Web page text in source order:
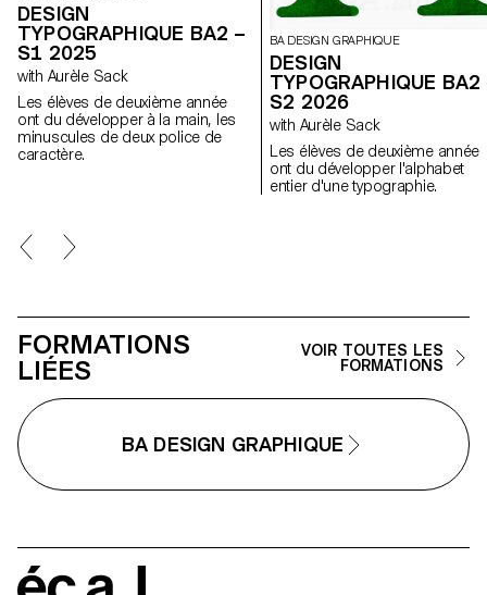
DESIGN
TYPOGRAPHIQUE BA2 –
S1 2025
with Aurèle Sack
Les élèves de deuxième année
ont du développer à la main, les
minuscules de deux police de
caractère.
BA DESIGN GRAPHIQUE
DESIGN
TYPOGRAPHIQUE BA2
S2 2026
with Aurèle Sack
Les élèves de deuxième année
ont du développer l'alphabet
entier d'une typographie.
FORMATIONS
LIÉES
VOIR TOUTES LES
FORMATIONS
BA DESIGN GRAPHIQUE